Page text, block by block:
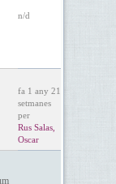
n/d
fa 1 any 21
setmanes
per
Rus Salas,
Oscar